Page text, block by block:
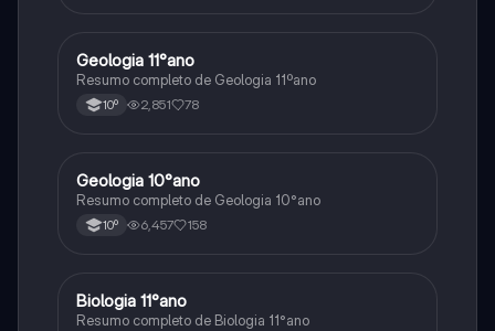
Biologia
Geologia 11°ano
Resumo completo de Geologia 11ºano
10º 2,851 78
Biologia
Geologia 10°ano
Resumo completo de Geologia 10°ano
10º 6,457 158
Biologia
Biologia 11°ano
Resumo completo de Biologia 11°ano